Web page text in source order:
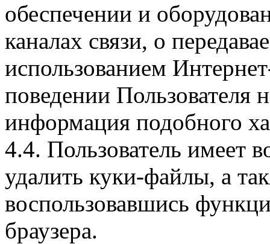
обеспечении и
каналах связи, о
использованием
поведении Пользователя
информация подобного
4.4. Пользователь имеет
удалить куки-файлы, а
воспользовавшись
браузера.